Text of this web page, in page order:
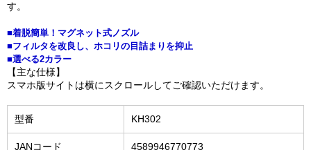
す。
■着脱簡単！マグネット式ノズル
■フィルタを改良し、ホコリの目詰まりを抑止
■選べる2カラー
【主な仕様】
スマホ版サイトは横にスクロールしてご確認いただけます。
型番 KH302
JANコード 4589946770773